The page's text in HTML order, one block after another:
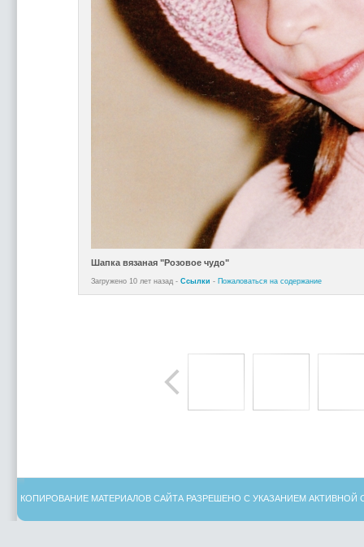
Шапка вязаная "Розовое чудо"
Загружено 10 лет назад - Ссылки - Пожаловаться на содержание
КОПИРОВАНИЕ МАТЕРИАЛОВ САЙТА РАЗРЕШЕНО С УКАЗАНИЕМ АКТИВНОЙ